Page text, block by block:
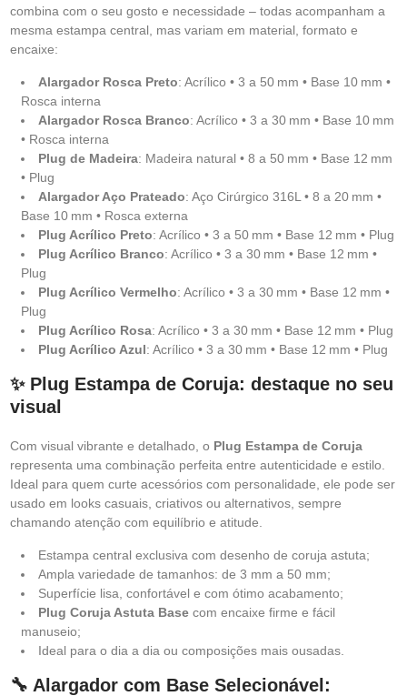
combina com o seu gosto e necessidade – todas acompanham a
mesma estampa central, mas variam em material, formato e
encaixe:
Alargador Rosca Preto: Acrílico • 3 a 50 mm • Base 10 mm •
Rosca interna
Alargador Rosca Branco: Acrílico • 3 a 30 mm • Base 10 mm
• Rosca interna
Plug de Madeira: Madeira natural • 8 a 50 mm • Base 12 mm
• Plug
Alargador Aço Prateado: Aço Cirúrgico 316L • 8 a 20 mm •
Base 10 mm • Rosca externa
Plug Acrílico Preto: Acrílico • 3 a 50 mm • Base 12 mm • Plug
Plug Acrílico Branco: Acrílico • 3 a 30 mm • Base 12 mm •
Plug
Plug Acrílico Vermelho: Acrílico • 3 a 30 mm • Base 12 mm •
Plug
Plug Acrílico Rosa: Acrílico • 3 a 30 mm • Base 12 mm • Plug
Plug Acrílico Azul: Acrílico • 3 a 30 mm • Base 12 mm • Plug
✨ Plug Estampa de Coruja: destaque no seu
visual
Com visual vibrante e detalhado, o Plug Estampa de Coruja
representa uma combinação perfeita entre autenticidade e estilo.
Ideal para quem curte acessórios com personalidade, ele pode ser
usado em looks casuais, criativos ou alternativos, sempre
chamando atenção com equilíbrio e atitude.
Estampa central exclusiva com desenho de coruja astuta;
Ampla variedade de tamanhos: de 3 mm a 50 mm;
Superfície lisa, confortável e com ótimo acabamento;
Plug Coruja Astuta Base com encaixe firme e fácil
manuseio;
Ideal para o dia a dia ou composições mais ousadas.
🔧 Alargador com Base Selecionável: